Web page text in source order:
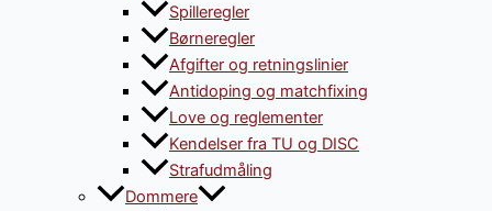
Spilleregler
Børneregler
Afgifter og retningslinier
Antidoping og matchfixing
Love og reglementer
Kendelser fra TU og DISC
Strafudmåling
Dommere